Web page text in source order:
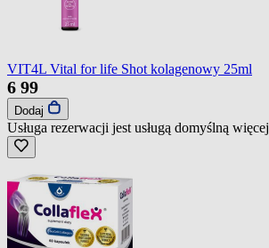
VIT4L Vital for life Shot kolagenowy 25ml
6 99
Dodaj
Usługa rezerwacji jest usługą domyślną więcej